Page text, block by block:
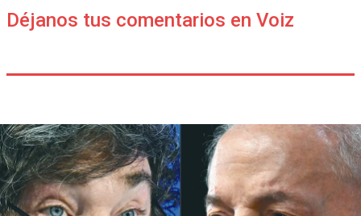
Déjanos tus comentarios en Voiz